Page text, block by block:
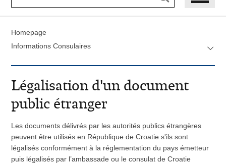
Homepage
Informations Consulaires
Légalisation d'un document
public étranger
Les documents délivrés par les autorités publics étrangères
peuvent être utilisés en République de Croatie s'ils sont
légalisés conformément à la réglementation du pays émetteur
puis légalisés par l’ambassade ou le consulat de Croatie